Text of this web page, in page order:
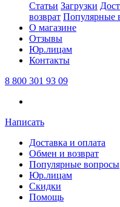
Статьи Загрузки
возврат Популярные
О магазине
Отзывы
Юр.лицам
Контакты
8 800 301 93 09
Написать
Доставка и оплата
Обмен и возврат
Популярные вопросы
Юр.лицам
Скидки
Помощь